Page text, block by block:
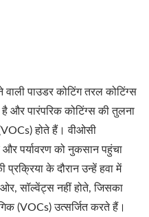
वाली पाउडर कोटिंग तरल कोटिंग्स
और पारंपरिक कोटिंग्स की तुलना
होते हैं। वीओसी
और पर्यावरण को नुकसान पहुंचा
के दौरान उन्हें हवा में
ओर, सॉल्वेंट्स नहीं होते, जिसका
(VOCs) उत्सर्जित करते हैं।